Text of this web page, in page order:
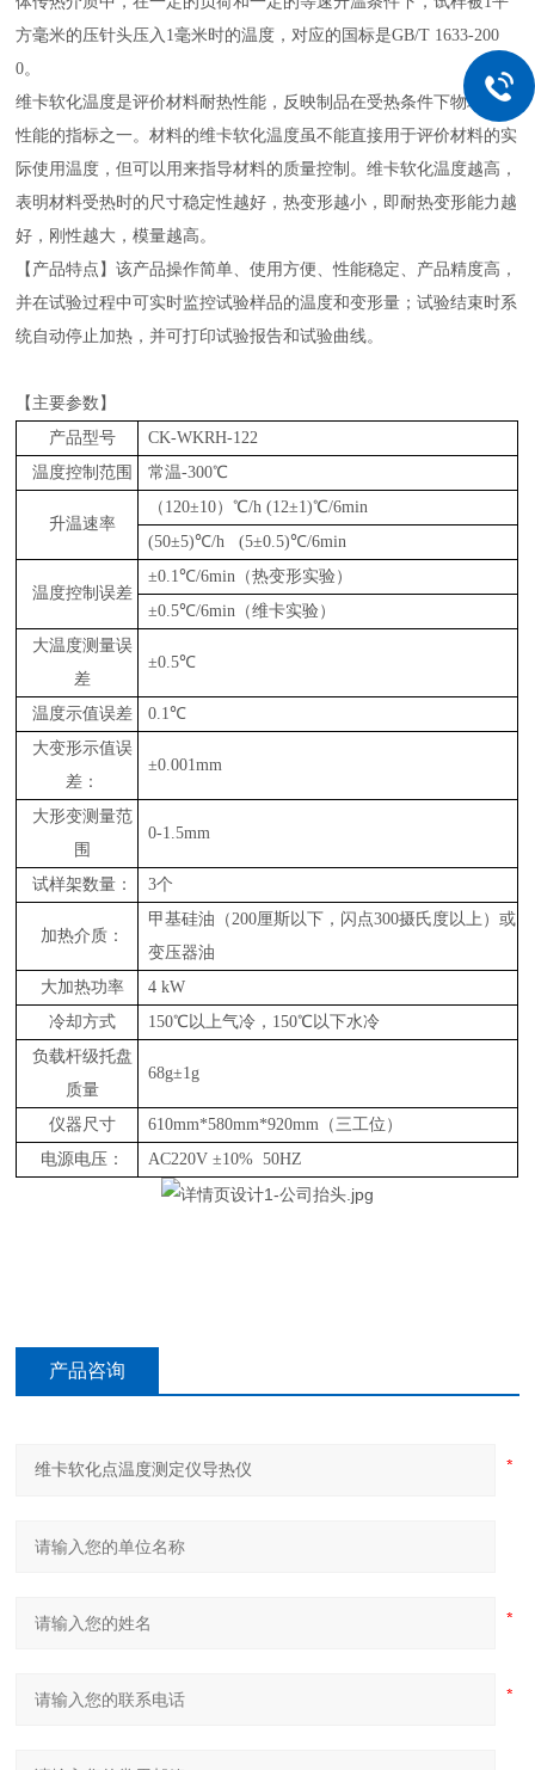
方毫米的压针头压入1毫米时的温度，对应的国标是GB/T 1633-200
0。
维卡软化温度是评价材料耐热性能，反映制品在受热条件下物理力学
性能的指标之一。材料的维卡软化温度虽不能直接用于评价材料的实
际使用温度，但可以用来指导材料的质量控制。维卡软化温度越高，
表明材料受热时的尺寸稳定性越好，热变形越小，即耐热变形能力越
好，刚性越大，模量越高。
【产品特点】该产品操作简单、使用方便、性能稳定、产品精度高，
并在试验过程中可实时监控试验样品的温度和变形量；试验结束时系
统自动停止加热，并可打印试验报告和试验曲线。
【主要参数】
产品型号
CK-WKRH-122
温度控制范围
常温-300℃
升温速率
（120±10）℃/h (12±1)℃/6min
(50±5)℃/h (5±0.5)℃/6min
温度控制误差
±0.1℃/6min（热变形实验）
±0.5℃/6min（维卡实验）
大温度测量误
差
±0.5℃
温度示值误差
0.1℃
大变形示值误
差：
±0.001mm
大形变测量范
围
0-1.5mm
试样架数量： 3个
加热介质：
甲基硅油（200厘斯以下，闪点300摄氏度以上）或
变压器油
大加热功率
4 kW
冷却方式
150℃以上气冷，150℃以下水冷
负载杆级托盘
质量
68g±1g
仪器尺寸
610mm*580mm*920mm（三工位）
电源电压：
AC220V ±10% 50HZ
产品咨询